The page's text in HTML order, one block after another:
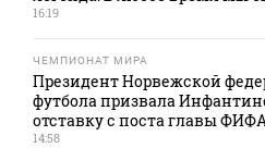
16:19
ЧЕМПИОНАТ МИРА
Президент Норвежской
футбола призвала
отставку с поста главы
14:58